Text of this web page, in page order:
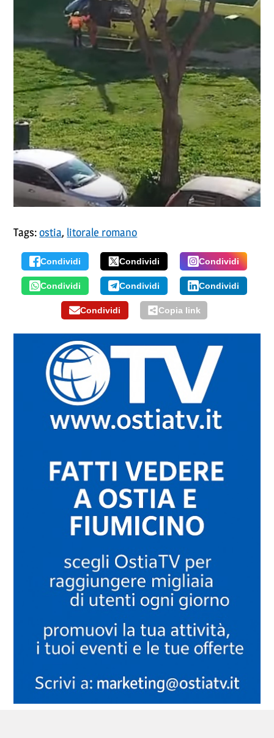
Tags:ostia, litorale romano
Condividi Condividi Condividi
Condividi Condividi Condividi
Condividi Copia link